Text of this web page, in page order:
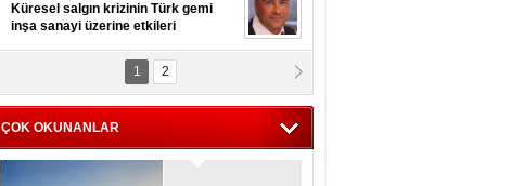
Küresel salgın krizinin Türk gemi
inşa sanayi üzerine etkileri
Kpt. MESUT AZMİ GÖKSOY
ithafen...
1 2
ÇOK OKUNANLAR